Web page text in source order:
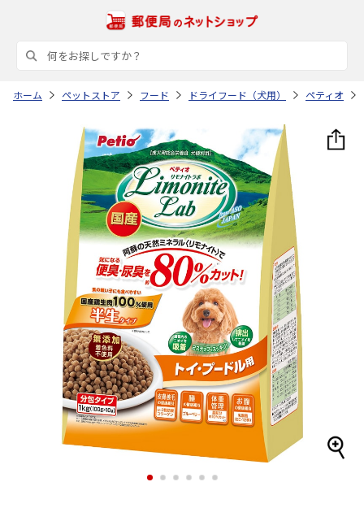
ホーム ペットストア フード ドライフード（犬用） ペティオ
1 2 3 4 5 6